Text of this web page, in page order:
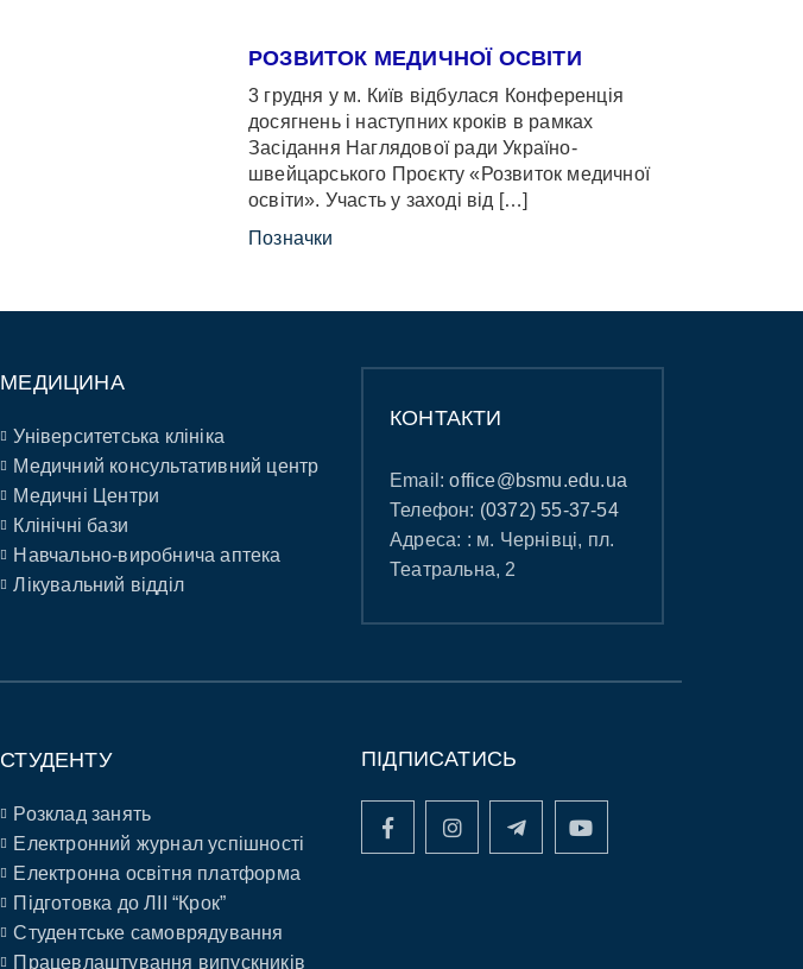
РОЗВИТОК МЕДИЧНОЇ ОСВІТИ
3 грудня у м. Київ відбулася Конференція
досягнень і наступних кроків в рамках
Засідання Наглядової ради Україно-
швейцарського Проєкту «Розвиток медичної
освіти». Участь у заході від […]
Позначки
МЕДИЦИНА
Університетська клініка
Медичний консультативний центр
Медичні Центри
Клінічні бази
Навчально-виробнича аптека
Лікувальний відділ
КОНТАКТИ
Email:office@bsmu.edu.ua
Телефон: (0372) 55-37-54
Адреса: : м. Чернівці, пл.
Театральна, 2
СТУДЕНТУ
Розклад занять
Електронний журнал успішності
Електронна освітня платформа
Підготовка до ЛІІ “Крок”
Студентське самоврядування
Працевлаштування випускників
ПІДПИСАТИСЬ